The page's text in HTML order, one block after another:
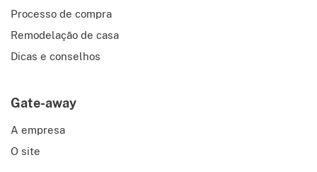
Processo de compra
Remodelação de casa
Dicas e conselhos
Gate-away
A empresa
O site